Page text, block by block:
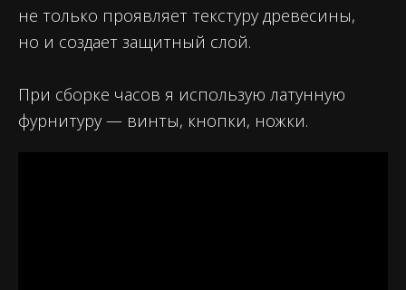
не только проявляет текстуру древесины,
но и создает защитный слой.
При сборке часов я использую латунную
фурнитуру — винты, кнопки, ножки.